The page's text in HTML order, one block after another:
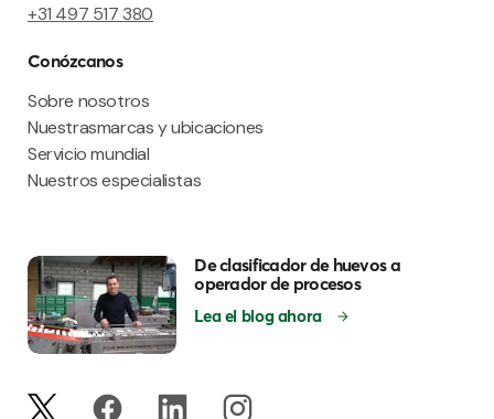
+31 497 517 380
Conózcanos
Sobre nosotros
Nuestrasmarcas y ubicaciones
Servicio mundial
Nuestros especialistas
De clasificador de huevos a
operador de procesos
Lea el blog ahora